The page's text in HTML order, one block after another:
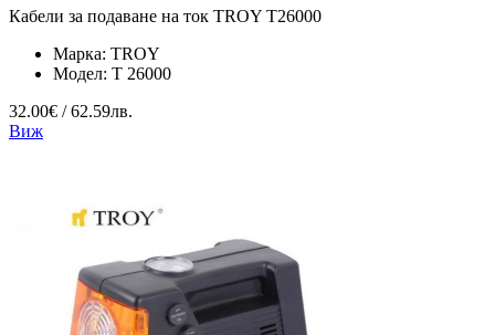
Кабели за подаване на ток TROY T26000
Марка: TROY
Модел: T 26000
32.00€ / 62.59лв.
Виж